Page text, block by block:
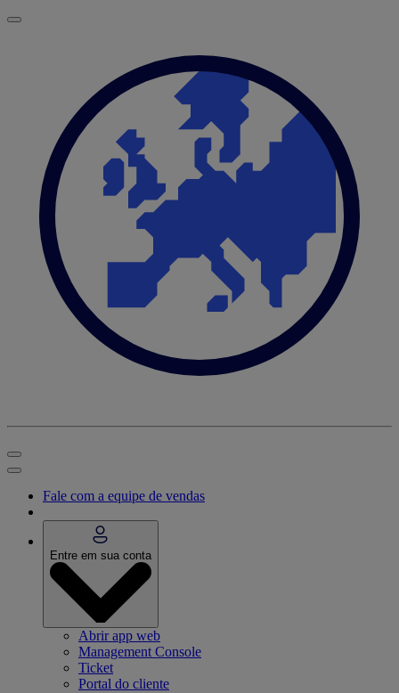
Fale com a equipe de vendas
Entre em sua conta
Abrir app web
Management Console
Ticket
Portal do cliente